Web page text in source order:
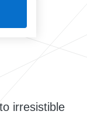
irresistible